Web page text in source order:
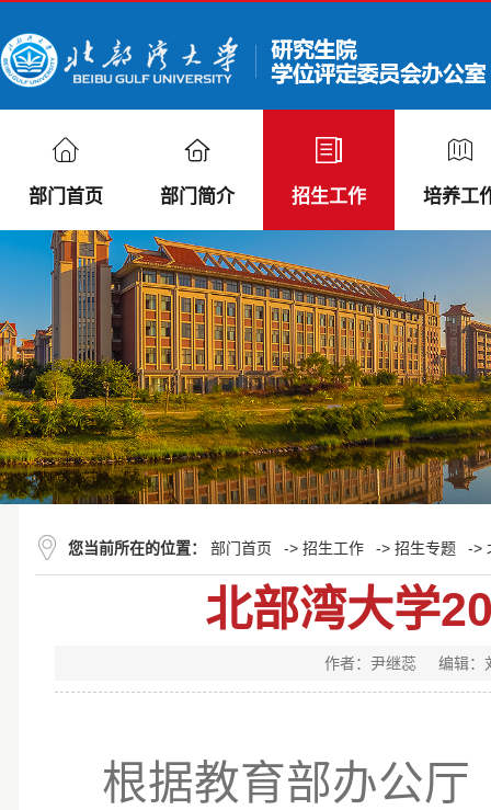
部门首页 部门简介 招生工作 培养工
您当前所在的位置： 部门首页 -> 招生工作 -> 招生专题 ->
北部湾大学
作者：尹继蕊 编辑：
根据教育部办公厅